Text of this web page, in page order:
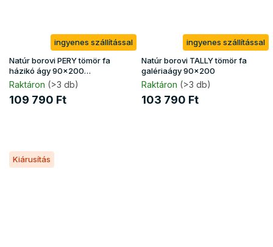
ingyenes szállítással
Natúr borovi PERY tömör fa
házikó ágy 90x200
ágyneműtartóval
Raktáron (>3 db)
109 790 Ft
ingyenes szállítással
Natúr borovi TALLY tömör fa
galériaágy 90x200
Raktáron (>3 db)
103 790 Ft
Kiárusítás